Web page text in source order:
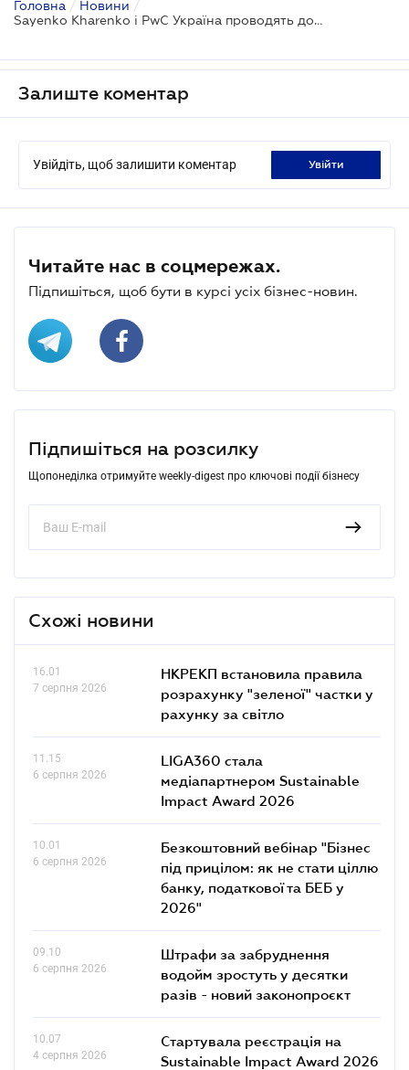
Головна / Новини /
Sayenko Kharenko і PwC Україна проводять дослідження «Оцінка безпеки ведення бізнесу в Україні» 2.0
Залиште коментар
Увійдіть, щоб залишити коментар увійти
Читайте нас в соцмережах.
Підпишіться, щоб бути в курсі усіх бізнес-новин.
Підпишіться на розсилку
Щопонеділка отримуйте weekly-digest про ключові події бізнесу
Схожі новини
16.01
7 серпня 2026
НКРЕКП встановила правила
розрахунку "зеленої" частки у
рахунку за світло
11.15
6 серпня 2026
LIGA360 стала
медіапартнером Sustainable
Impact Award 2026
10.01
6 серпня 2026
Безкоштовний вебінар "Бізнес
під прицілом: як не стати ціллю
банку, податкової та БЕБ у
2026"
09.10
6 серпня 2026
Штрафи за забруднення
водойм зростуть у десятки
разів - новий законопроєкт
10.07
4 серпня 2026
Стартувала реєстрація на
Sustainable Impact Award 2026